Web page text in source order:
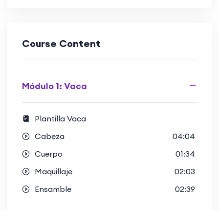
Course Content
Módulo 1: Vaca
Plantilla Vaca
Cabeza
04:04
Cuerpo
01:34
Maquillaje
02:03
Ensamble
02:39